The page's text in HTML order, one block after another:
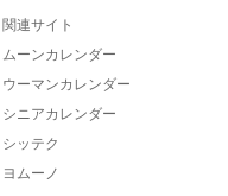
関連サイト
ムーンカレンダー
ウーマンカレンダー
シニアカレンダー
シッテク
ヨムーノ